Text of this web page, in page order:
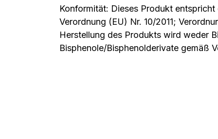
Konformität: Dieses Produkt
Verordnung (EU) Nr. 10/2011;
Herstellung des Produkts wird weder
Bisphenole/Bisphenolderivate gemäß